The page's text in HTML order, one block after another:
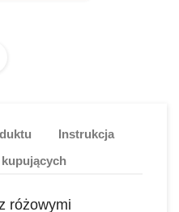
Instrukcja
różowymi